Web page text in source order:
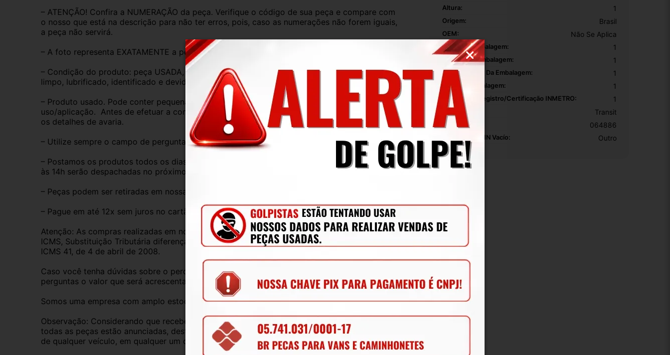
– ATENÇÃO! Confira a NUMERAÇÃO da peça. Verifique o código de sua peça e compare com
o nosso que está na descrição para não ter erros, pois, caso as numerações não forem iguais,
a peça não servirá.
– A foto representa EXATAMENTE a peça anunciada.
– Condição do produto: peça USADA, ORIGINAL, exatamente conforme a foto. O produto está
limpo, lubrificado, identificado e devidamente protegido e embalado.
– Produto usado. Pode conter pequenas marcas de uso, mas que não interferem no
uso/aplicação.  Antes de efetuar a compra, analise todas as fotos, pois nelas aparecem todos
os detalhes de avaria.
– Utilize sempre o campo de perguntas para tirar todas as dúvidas possíveis.
– Postamos os produtos todos os dias de segunda a sexta-feira até às 13:30h. Compras após
às 14h serão despachadas no próximo dia útil.
– Peças podem ser retiradas em nossa loja física Curitiba ou despachadas para todo Brasil.
– Pague em até 12x sem juros no cartão de crédito.
Atenção: As compras realizadas em nome de Pessoa Jurídica estão sujeitas à cobrança de
ICMS, Substituição Tributária diferença de ICMS de estado pra estado conforme Protocolo
ICMS 41, de 4 de abril de 2008.
Caso você tenha dúvidas sobre o percentual a ser aplicado, nos consulte através do campo
perguntas o valor que será acrescentado.
Somos uma empresa com amplo estoque de peças mecânica, lataria, acessórios, entre outros.
Observação: Considerando que recebemos veículos para retirada de peças diariamente, nem
todas as peças estão anunciadas, desta forma, fique à vontade para solicitar qualquer peça,
de qualquer veículo, em qualquer um de nossos anúncios.
Altura: 1
Origem: Brasil
OEM: Não Se Aplica
Altura Da Embalagem: 1
Largura Da Embalagem: 1
Comprimento Da Embalagem: 1
Peso Da Embalagem: 1
Número De Registro/certificação INMETRO: 1
Modelo: Transit
SKU: 064886
Motivo De GTIN Vacío: Outro